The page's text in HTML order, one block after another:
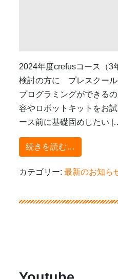
2024年度crefusコース（3
検討の方に プレスクール
プログラミングができる
容やロボットキットをお
ース前に基礎固めしたい
続きを読む…
カテゴリー:最新のお知ら